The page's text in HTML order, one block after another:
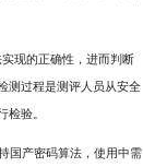
现的正确性，进而判断
测过程是测评人员从安全
验。
国产密码算法，使用中需